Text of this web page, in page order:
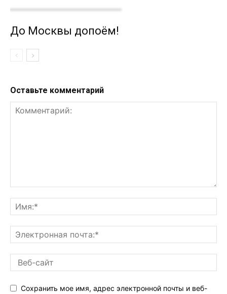
До Москвы допоём!
Оставьте комментарий
Сохранить мое имя, адрес электронной почты и веб-